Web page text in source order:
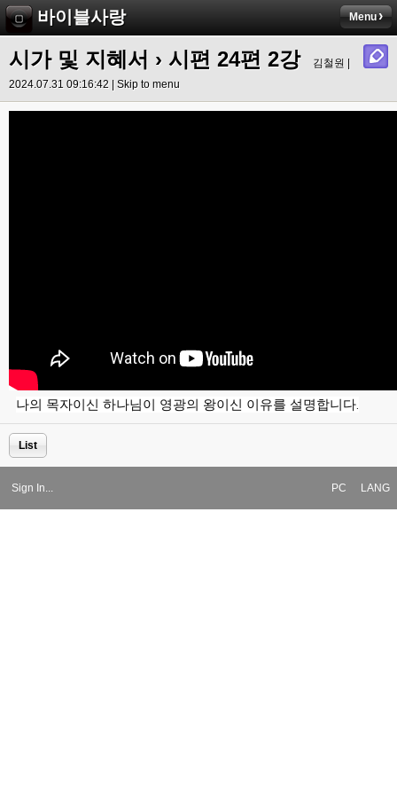
바이블사랑 Menu
시가 및 지혜서 › 시편 24편 2강
김철원 |
2024.07.31 09:16:42 | Skip to menu
나의 목자이신 하나님이 영광의 왕이신 이유를 설명합니다.
List
Sign In... PC LANG